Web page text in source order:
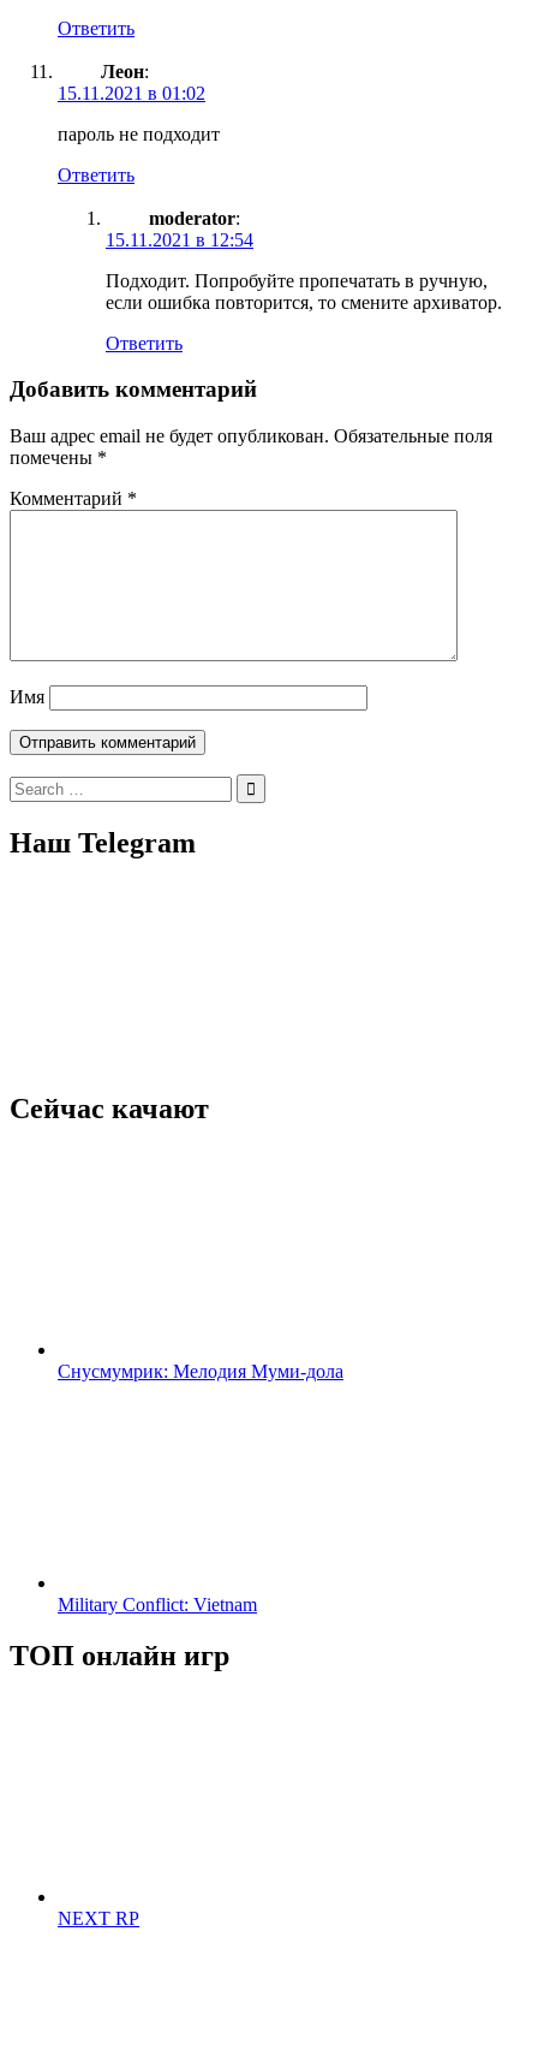
Ответить
Леон:
15.11.2021 в 01:02
пароль не подходит
Ответить
moderator:
15.11.2021 в 12:54
Подходит. Попробуйте пропечатать в ручную,
если ошибка повторится, то смените архиватор.
Ответить
Добавить комментарий
Ваш адрес email не будет опубликован. Обязательные поля
помечены *
Комментарий *
Имя
Search
for:
Наш Telegram
Сейчас качают
Снусмумрик: Мелодия Муми-дола
Military Conflict: Vietnam
ТОП онлайн игр
NEXT RP